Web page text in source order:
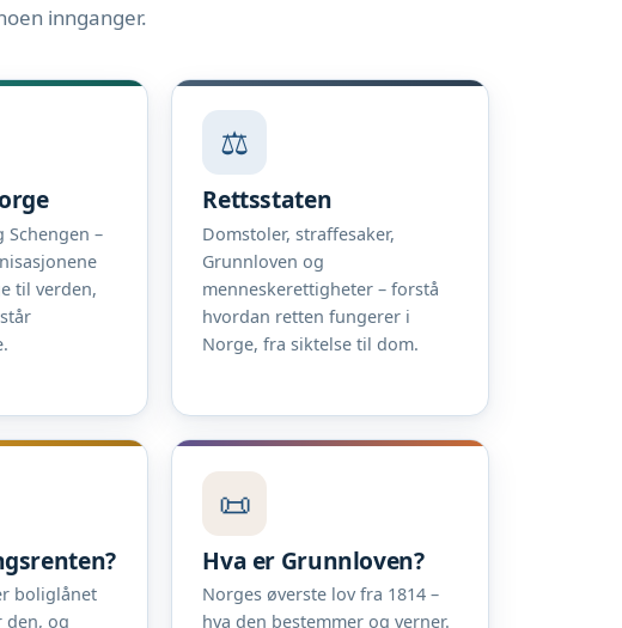
innganger.
Schengen –
til verden,
⚖️
Rettsstaten
Domstoler, straffesaker,
Grunnloven og
menneskerettigheter – forstå
hvordan retten fungerer i
Norge, fra siktelse til dom.
boliglånet
den, og
📜
Hva er Grunnloven?
Norges øverste lov fra 1814 –
hva den bestemmer og verner.